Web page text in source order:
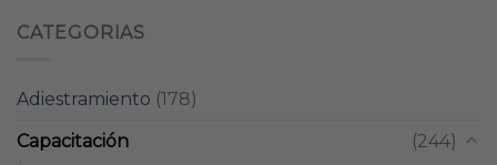
CATEGORIAS
Adiestramiento (178)
Capacitación
(244)